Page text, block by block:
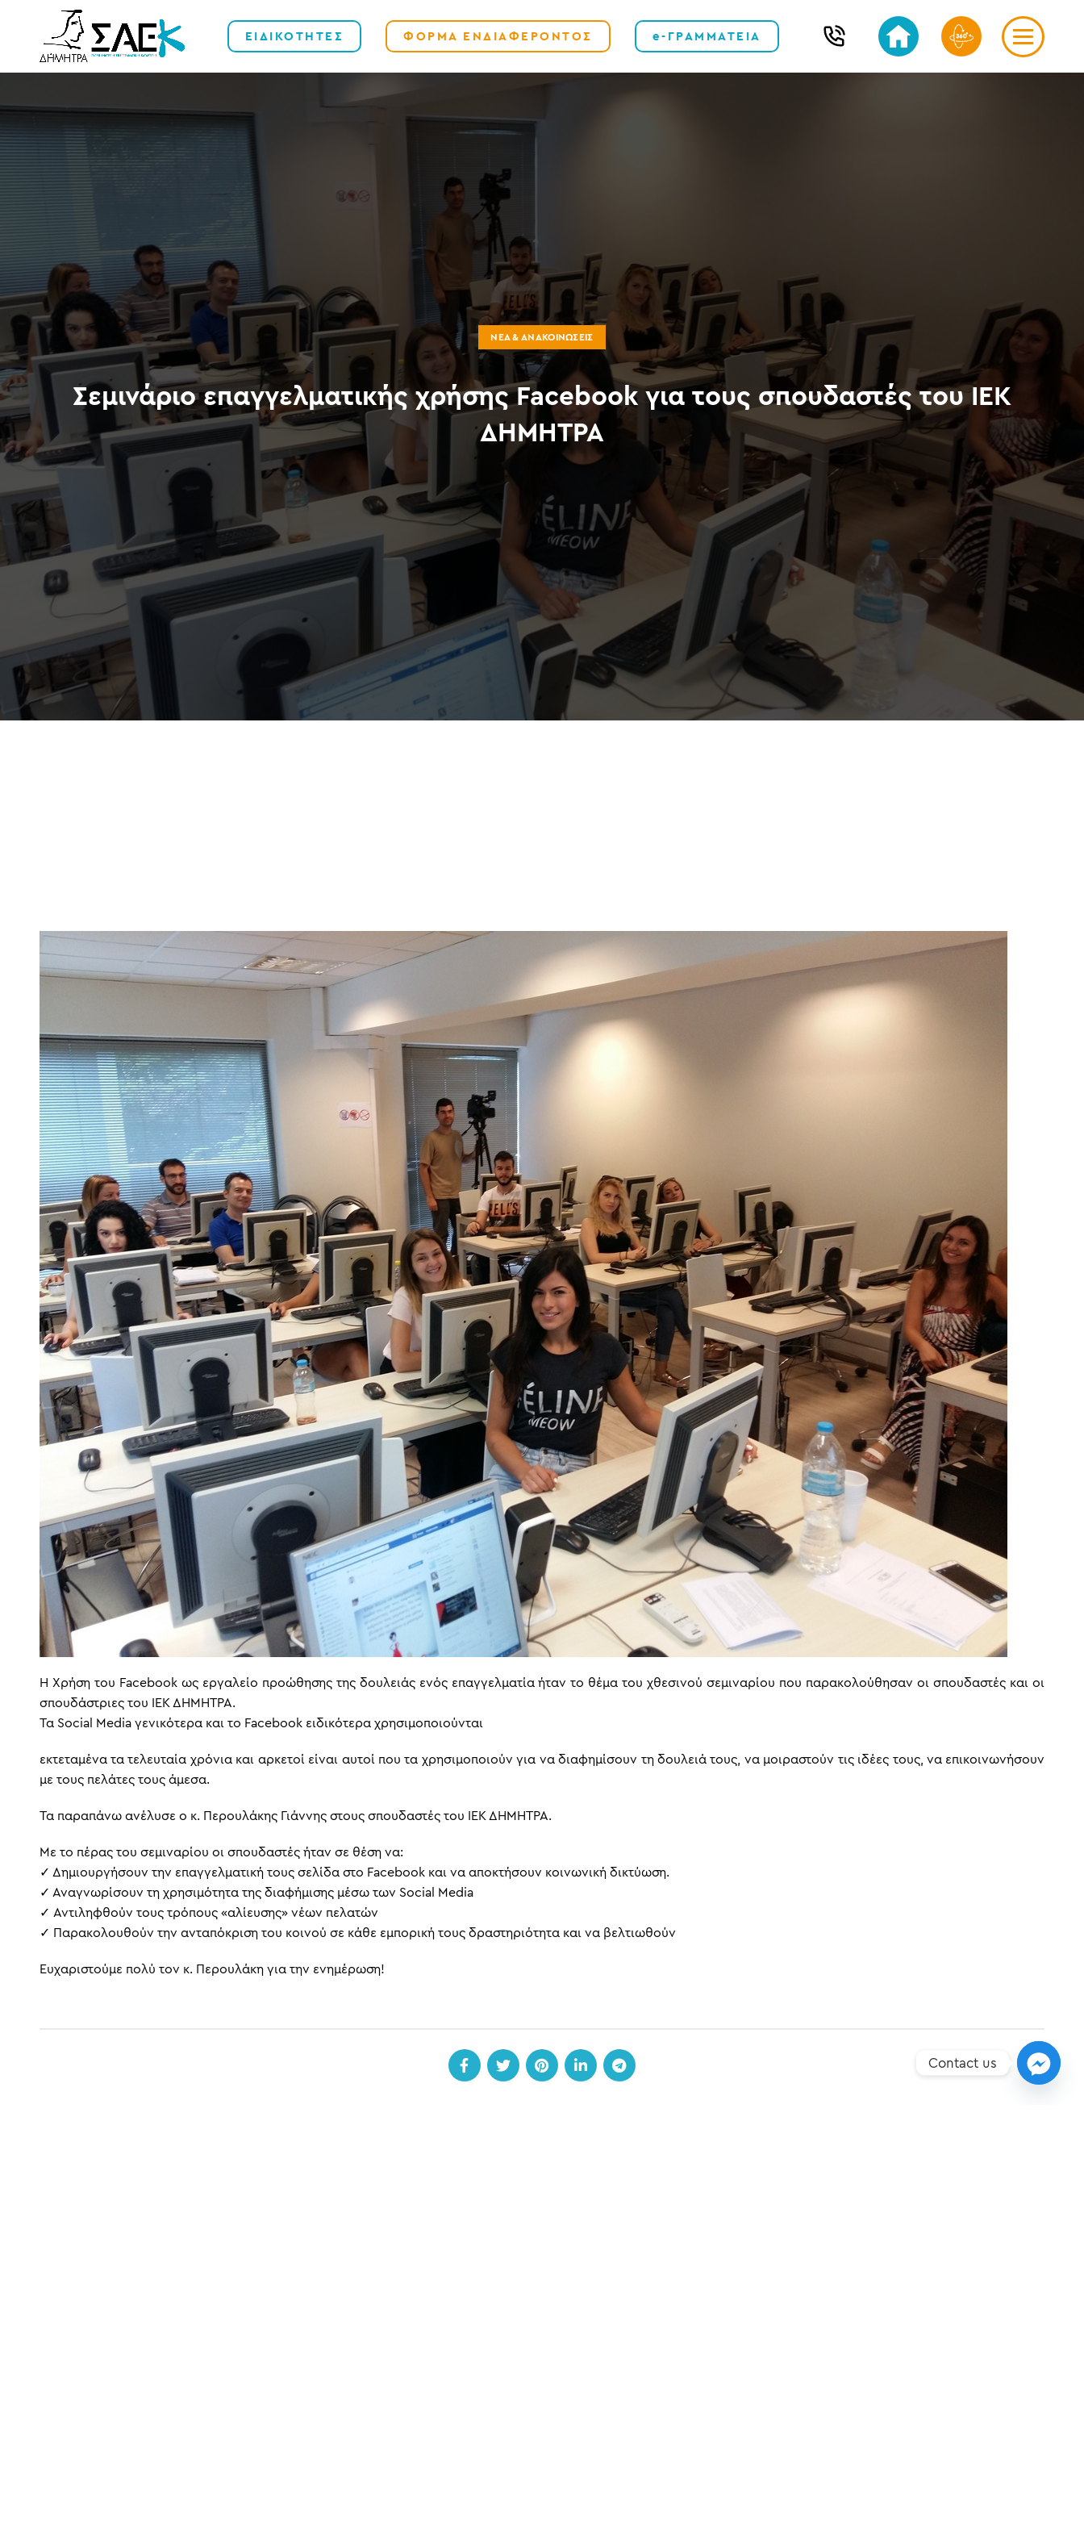
ΕΙΔΙΚΟΤΗΤΕΣ ΦΟΡΜΑ ΕΝΔΙΑΦΕΡΟΝΤΟΣ e-ΓΡΑΜΜΑΤΕΙΑ
ΝΈΑ & ΑΝΑΚΟΙΝΏΣΕΙΣ
Σεμινάριο επαγγελματικής χρήσης Facebook για τους σπουδαστές του ΙΕΚ
ΔΗΜΗΤΡΑ
Η Χρήση του Facebook ως εργαλείο προώθησης της δουλειάς ενός επαγγελματία ήταν το θέμα του χθεσινού σεμιναρίου που παρακολούθησαν οι σπουδαστές και οι
σπουδάστριες του ΙΕΚ ΔΗΜΗΤΡΑ.
Τα Social Media γενικότερα και το Facebook ειδικότερα χρησιμοποιούνται
εκτεταμένα τα τελευταία χρόνια και αρκετοί είναι αυτοί που τα χρησιμοποιούν για να διαφημίσουν τη δουλειά τους, να μοιραστούν τις ιδέες τους, να επικοινωνήσουν
με τους πελάτες τους άμεσα.
Τα παραπάνω ανέλυσε ο κ. Περουλάκης Γιάννης στους σπουδαστές του ΙΕΚ ΔΗΜΗΤΡΑ.
Με το πέρας του σεμιναρίου οι σπουδαστές ήταν σε θέση να:
✓ Δημιουργήσουν την επαγγελματική τους σελίδα στο Facebook και να αποκτήσουν κοινωνική δικτύωση.
✓ Αναγνωρίσουν τη χρησιμότητα της διαφήμισης μέσω των Social Media
✓ Αντιληφθούν τους τρόπους «αλίευσης» νέων πελατών
✓ Παρακολουθούν την ανταπόκριση του κοινού σε κάθε εμπορική τους δραστηριότητα και να βελτιωθούν
Ευχαριστούμε πολύ τον κ. Περουλάκη για την ενημέρωση!
Contact us